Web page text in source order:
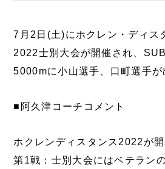
7月2日(土)にホクレン・ディス
2022士別大会が開催され、
5000mに小山選手、口町選手が
■阿久津コーチコメント
ホクレンディスタンス2022が開
第1戦：士別大会にはベテラン